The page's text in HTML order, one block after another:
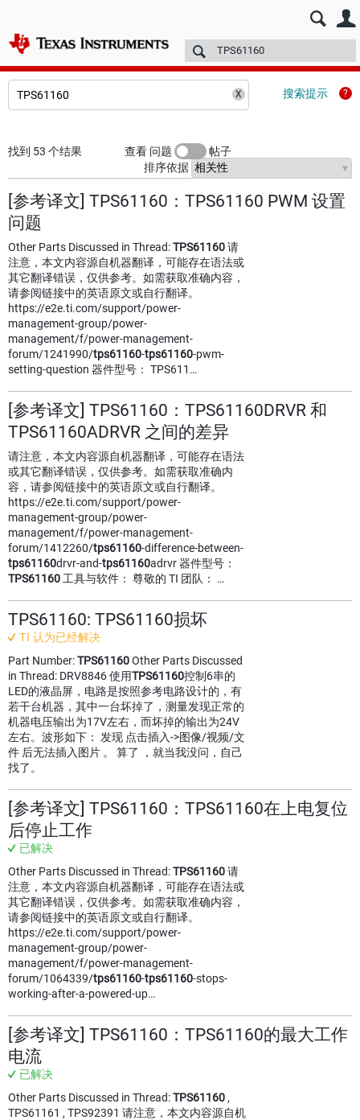
E2E™ 中文设计支持 > 技术文章 TI 培训
搜索提示
找到 53 个结果 查看 问题
帖子
排序依据
[参考译文] TPS61160：TPS61160 PWM 设置
问题
Other Parts Discussed in Thread:TPS61160请
注意，本文内容源自机器翻译，可能存在语法或
其它翻译错误，仅供参考。如需获取准确内容，
请参阅链接中的英语原文或自行翻译。
https://e2e.ti.com/support/power-
management-group/power-
management/f/power-management-
forum/1241990/tps61160-tps61160-pwm-
setting-question 器件型号： TPS611…
[参考译文] TPS61160：TPS61160DRVR 和
TPS61160ADRVR 之间的差异
请注意，本文内容源自机器翻译，可能存在语法
或其它翻译错误，仅供参考。如需获取准确内
容，请参阅链接中的英语原文或自行翻译。
https://e2e.ti.com/support/power-
management-group/power-
management/f/power-management-
forum/1412260/tps61160-difference-between-
tps61160drvr-and-tps61160adrvr 器件型号：
TPS61160 工具与软件： 尊敬的 TI 团队： …
TPS61160: TPS61160损坏
TI 认为已经解决
Part Number:TPS61160Other Parts Discussed
in Thread: DRV8846 使用TPS61160控制6串的
LED的液晶屏，电路是按照参考电路设计的，有
若干台机器，其中一台坏掉了，测量发现正常的
机器电压输出为17V左右，而坏掉的输出为24V
左右。波形如下： 发现 点击插入->图像/视频/文
件 后无法插入图片 。 算了 ，就当我没问，自己
找了。
[参考译文] TPS61160：TPS61160在上电复位
后停止工作
已解决
Other Parts Discussed in Thread:TPS61160请
注意，本文内容源自机器翻译，可能存在语法或
其它翻译错误，仅供参考。如需获取准确内容，
请参阅链接中的英语原文或自行翻译。
https://e2e.ti.com/support/power-
management-group/power-
management/f/power-management-
forum/1064339/tps61160-tps61160-stops-
working-after-a-powered-up…
[参考译文] TPS61160：TPS61160的最大工作
电流
已解决
Other Parts Discussed in Thread:TPS61160 ,
TPS61161 , TPS92391 请注意，本文内容源自机